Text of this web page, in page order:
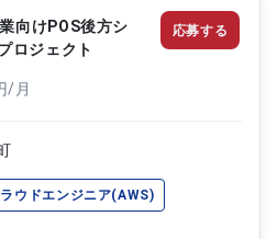
ます。アジャイル開発の環境
スピーディーな開発サイクルを
・iPhoneアプリのフロントエン
アプリの機能実装 ・スクラム
への参加 ・PBIに基づいた開発
施 ・デイリースタンドアップ
トレビュー・レトロスペクテ
向けPOS後方シ
ロジェクト
/月
ウドエンジニア(AWS)
応募する